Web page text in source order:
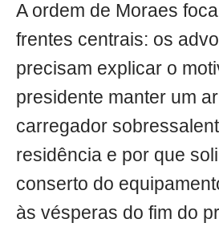
A ordem de Moraes
frentes centrais: os
precisam explicar o
presidente manter um
carregador
residência e por que
conserto do
às vésperas do fim do